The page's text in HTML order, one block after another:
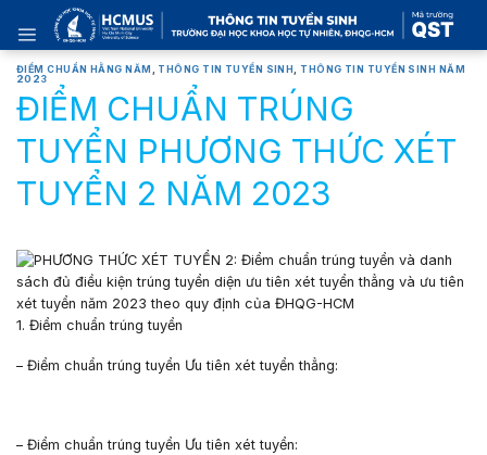
content
ĐIỂM CHUẨN HẰNG NĂM THÔNG TIN TUYỂN SINH
THÔNG TIN TUYỂN SINH NĂM
2023
ĐIỂM CHUẨN TRÚNG
TUYỂN PHƯƠNG THỨC XÉT
TUYỂN 2 NĂM 2023
1. Điểm chuẩn trúng tuyển
– Điểm chuẩn trúng tuyển Ưu tiên xét tuyển thẳng:
– Điểm chuẩn trúng tuyển Ưu tiên xét tuyển: